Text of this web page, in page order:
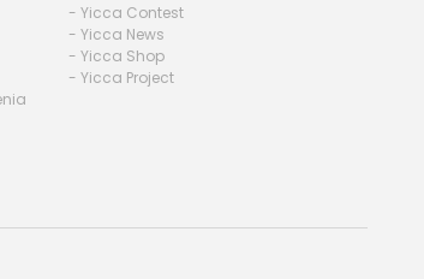
- Yicca Contest
- Yicca News
- Yicca Shop
- Yicca Project